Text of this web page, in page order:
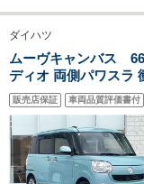
ダイハツ
ムーヴキャンバス
ディオ 両側パワスラ
トキー アイドリン
販売店保証 車両品質評価書付